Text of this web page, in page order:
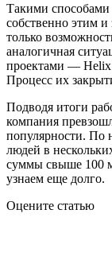
Такими способами
собственно этим и
только
аналогичная
проектами — Helix
Процесс их
Подводя итоги
компания
популярности. По
людей в
суммы свыше 100
узнаем еще долго.
Оцените статью